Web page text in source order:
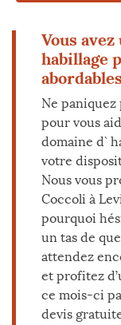
Vous
habillage
Ne paniquez
pour vous
domaine d`
votre
Nous vous
Coccoli à
pourquoi
un tas de
attendez
et profitez
ce mois-ci
devis